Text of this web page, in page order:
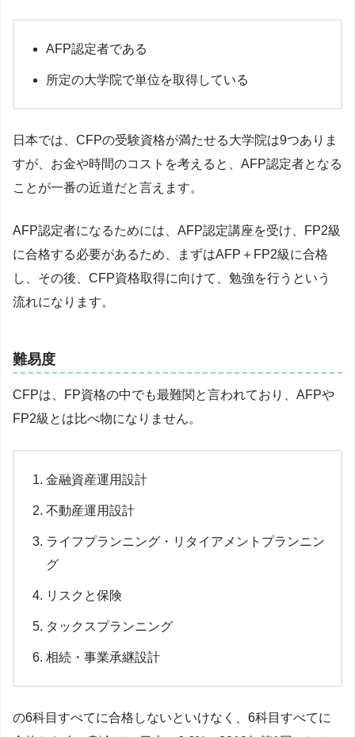
AFP認定者である
所定の大学院で単位を取得している
日本では、CFPの受験資格が満たせる大学院は9つありま
すが、お金や時間のコストを考えると、AFP認定者となる
ことが一番の近道だと言えます。
AFP認定者になるためには、AFP認定講座を受け、FP2級
に合格する必要があるため、まずはAFP＋FP2級に合格
し、その後、CFP資格取得に向けて、勉強を行うという
流れになります。
難易度
CFPは、FP資格の中でも最難関と言われており、AFPや
FP2級とは比べ物になりません。
金融資産運用設計
不動産運用設計
ライフプランニング・リタイアメントプランニン
グ
リスクと保険
タックスプランニング
相続・事業承継設計
の6科目すべてに合格しないといけなく、6科目すべてに